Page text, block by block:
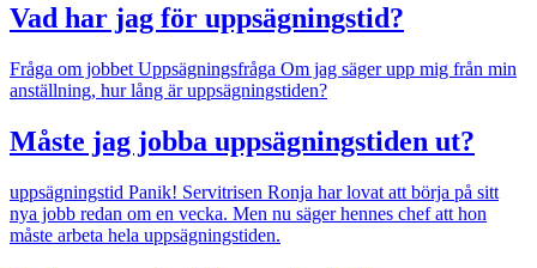
Vad har jag för uppsägningstid?
Fråga om jobbet Uppsägningsfråga Om jag säger upp mig från min
anställning, hur lång är uppsägningstiden?
Måste jag jobba uppsägningstiden ut?
uppsägningstid Panik! Servitrisen Ronja har lovat att börja på sitt
nya jobb redan om en vecka. Men nu säger hennes chef att hon
måste arbeta hela uppsägningstiden.